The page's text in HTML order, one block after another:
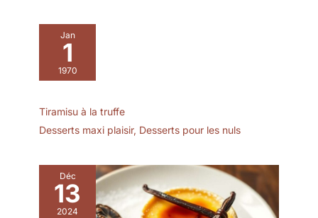
Jan
1
1970
Tiramisu à la truffe
Desserts maxi plaisir, Desserts pour les nuls
Déc
13
2024